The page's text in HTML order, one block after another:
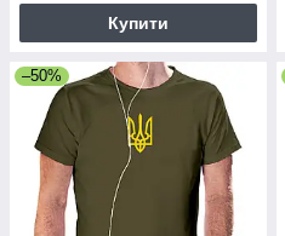
Купити
–50%